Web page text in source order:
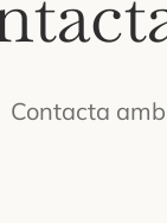
Contacta